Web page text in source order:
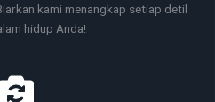
kami menangkap setiap detil
hidup Anda!